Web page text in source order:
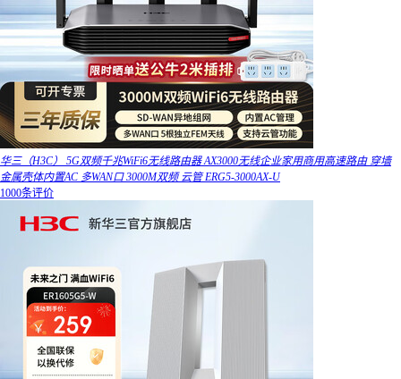
华三（H3C） 5G双频千兆WiFi6无线路由器 AX3000无线企业家用商用高速路由 穿墙
金属壳体内置AC 多WAN口 3000M双频 云管 ERG5-3000AX-U
1000条评价